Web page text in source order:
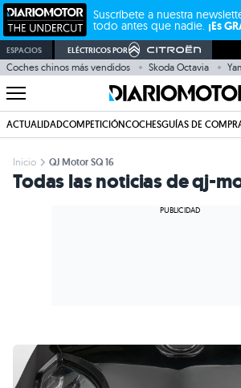
Suscríbete a nuestra
todo antes que nadie. ¡Es
ESPACIOS ELÉCTRICOS POR
Coches chinos más vendidos Skoda Octavia
ACTUALIDADCOMPETICIÓNCOCHESGUÍAS DE
Inicio QJ Motor SQ 16
Todas las noticias de qj-